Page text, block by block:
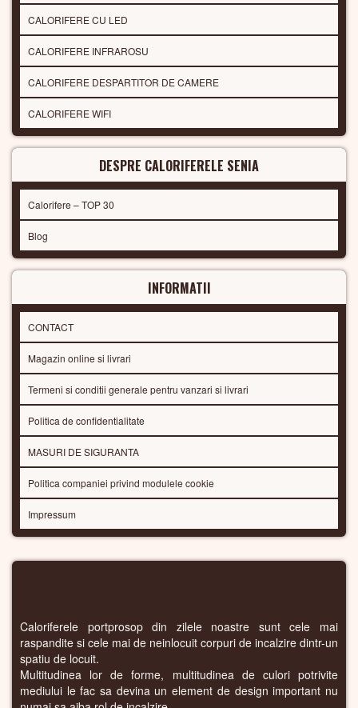
CALORIFERE CU LED
CALORIFERE INFRAROSU
CALORIFERE DESPARTITOR DE CAMERE
CALORIFERE WIFI
DESPRE CALORIFERELE SENIA
Calorifere – TOP 30
Blog
INFORMATII
CONTACT
Magazin online si livrari
Termeni si conditii generale pentru vanzari si livrari
Politica de confidentialitate
MASURI DE SIGURANTA
Politica companiei privind modulele cookie
Impressum
Caloriferele portprosop din zilele noastre sunt cele mai
raspandite si cele mai de neinlocuit corpuri de incalzire dintr-un
spatiu de locuit.
Multitudinea lor de forme, multitudinea de culori potrivite
mediului le fac sa devina un element de design important nu